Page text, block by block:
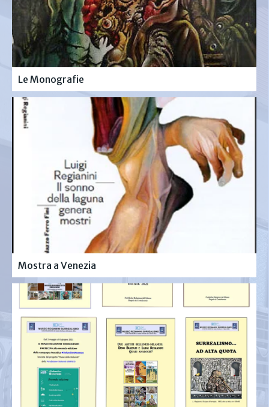
Le Monografie
Mostra a Venezia